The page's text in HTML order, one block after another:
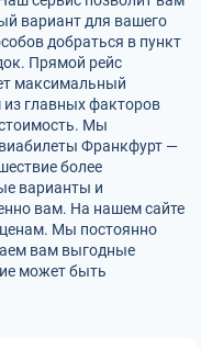
вариант для вашего
добраться в пункт
Прямой рейс
максимальный
главных факторов
Мы
Франкфурт —
более
варианты и
вам. На нашем сайте
Мы постоянно
вам выгодные
может быть